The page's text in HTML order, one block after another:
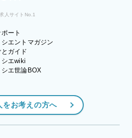
人サイトNo.1
ート
エントマガジン
ガイド
エwiki
エ世論BOX
をお考えの方へ